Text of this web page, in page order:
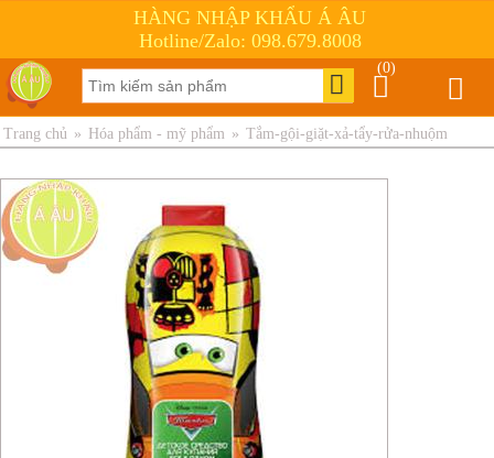
HÀNG NHẬP KHẨU Á ÂU
Hotline/Zalo: 098.679.8008
(0)
Trang chủ » Hóa phẩm - mỹ phẩm » Tắm-gội-giặt-xả-tẩy-rửa-nhuộm